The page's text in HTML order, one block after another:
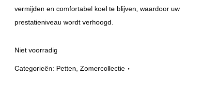
vermijden en comfortabel koel te blijven, waardoor uw
prestatieniveau wordt verhoogd.
Niet voorradig
Categorieën: Petten Zomercollectie